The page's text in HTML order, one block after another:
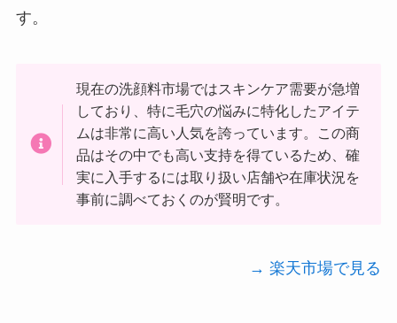
す。
現在の洗顔料市場ではスキンケア需要が急増
しており、特に毛穴の悩みに特化したアイテ
ムは非常に高い人気を誇っています。この商
品はその中でも高い支持を得ているため、確
実に入手するには取り扱い店舗や在庫状況を
事前に調べておくのが賢明です。
→ 楽天市場で見る